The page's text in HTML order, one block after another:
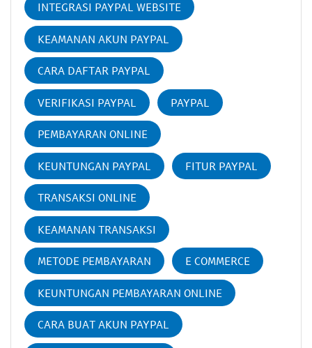
INTEGRASI PAYPAL WEBSITE
KEAMANAN AKUN PAYPAL
CARA DAFTAR PAYPAL
VERIFIKASI PAYPAL PAYPAL
PEMBAYARAN ONLINE
KEUNTUNGAN PAYPAL FITUR PAYPAL
TRANSAKSI ONLINE
KEAMANAN TRANSAKSI
METODE PEMBAYARAN E COMMERCE
KEUNTUNGAN PEMBAYARAN ONLINE
CARA BUAT AKUN PAYPAL